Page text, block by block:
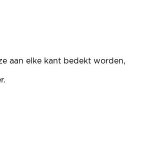
aan elke kant bedekt worden,